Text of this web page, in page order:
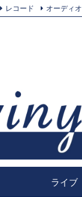
ライブ
レコード オーディオ